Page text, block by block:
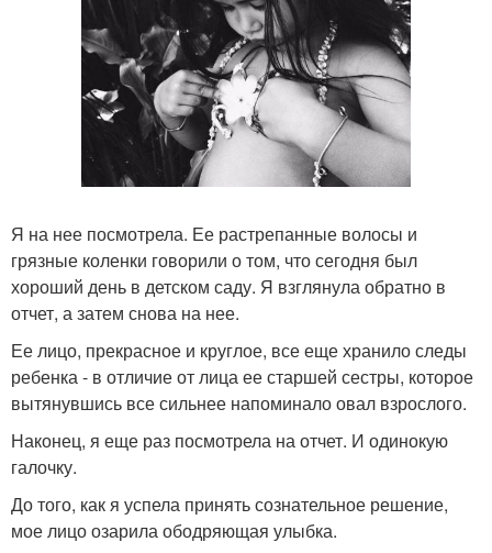
Я на нее посмотрела. Ее растрепанные волосы и
грязные коленки говорили о том, что сегодня был
хороший день в детском саду. Я взглянула обратно в
отчет, а затем снова на нее.
Ее лицо, прекрасное и круглое, все еще хранило следы
ребенка - в отличие от лица ее старшей сестры, которое
вытянувшись все сильнее напоминало овал взрослого.
Наконец, я еще раз посмотрела на отчет. И одинокую
галочку.
До того, как я успела принять сознательное решение,
мое лицо озарила ободряющая улыбка.